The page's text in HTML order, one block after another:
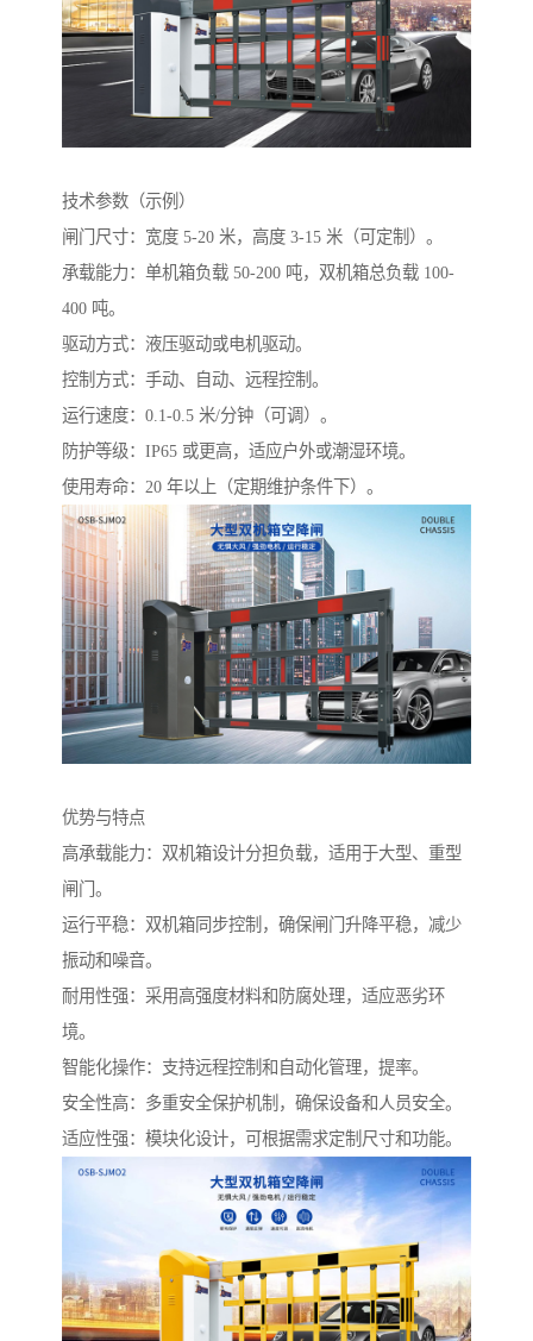
技术参数（示例）
闸门尺寸：宽度 5-20 米，高度 3-15 米（可定制）。
承载能力：单机箱负载 50-200 吨，双机箱总负载 100-
400 吨。
驱动方式：液压驱动或电机驱动。
控制方式：手动、自动、远程控制。
运行速度：0.1-0.5 米/分钟（可调）。
防护等级：IP65 或更高，适应户外或潮湿环境。
使用寿命：20 年以上（定期维护条件下）。
优势与特点
高承载能力：双机箱设计分担负载，适用于大型、重型
闸门。
运行平稳：双机箱同步控制，确保闸门升降平稳，减少
振动和噪音。
耐用性强：采用高强度材料和防腐处理，适应恶劣环
境。
智能化操作：支持远程控制和自动化管理，提率。
安全性高：多重安全保护机制，确保设备和人员安全。
适应性强：模块化设计，可根据需求定制尺寸和功能。